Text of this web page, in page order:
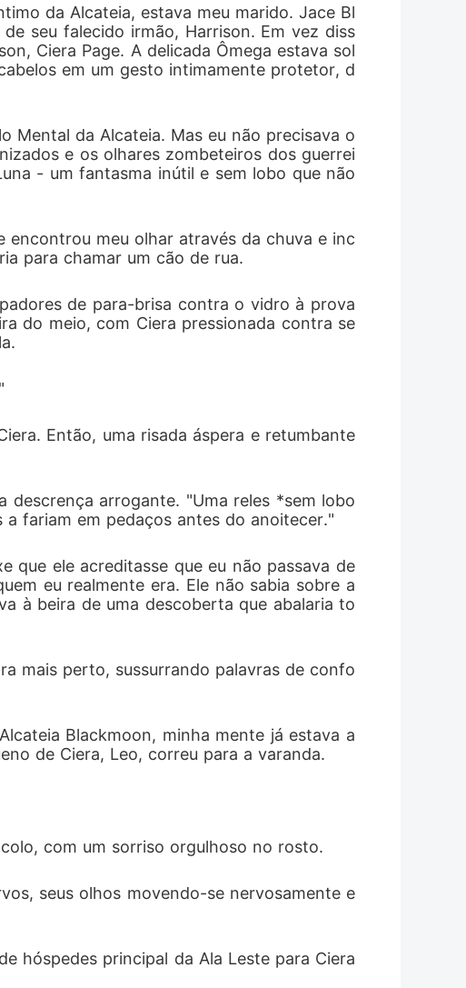
"Ele quebrou você. Agora, estou te pegando
da Alcateia, estava meu marido. Jace Bl
seu falecido irmão, Harrison. Em vez diss
Ciera Page. A delicada Ômega estava sol
em um gesto intimamente protetor, d
Mental da Alcateia. Mas eu não precisava o
e os olhares zombeteiros dos guerrei
- um fantasma inútil e sem lobo que não
encontrou meu olhar através da chuva e inc
para chamar um cão de rua.
de para-brisa contra o vidro à prova
do meio, com Ciera pressionada contra se
Então, uma risada áspera e retumbante
descrença arrogante. "Uma reles *sem lobo
fariam em pedaços antes do anoitecer."
que ele acreditasse que eu não passava de
eu realmente era. Ele não sabia sobre a
à beira de uma descoberta que abalaria to
mais perto, sussurrando palavras de confo
Blackmoon, minha mente já estava a
de Ciera, Leo, correu para a varanda.
com um sorriso orgulhoso no rosto.
seus olhos movendo-se nervosamente e
hóspedes principal da Ala Leste para Ciera